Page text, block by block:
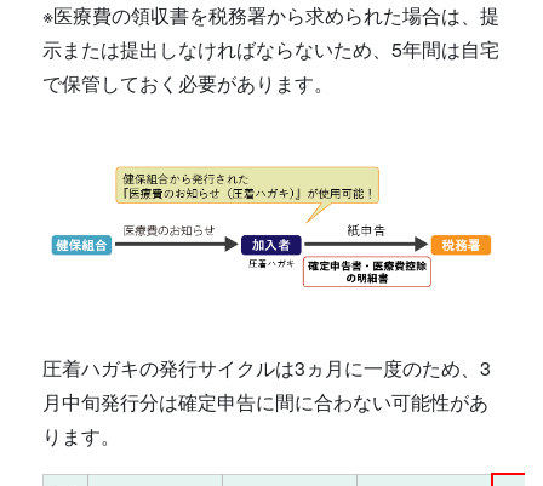
※医療費の領収書を税務署から求められた場合は、提
示または提出しなければならないため、5年間は自宅
で保管しておく必要があります。
圧着ハガキの発行サイクルは3ヵ月に一度のため、3
月中旬発行分は確定申告に間に合わない可能性があ
ります。